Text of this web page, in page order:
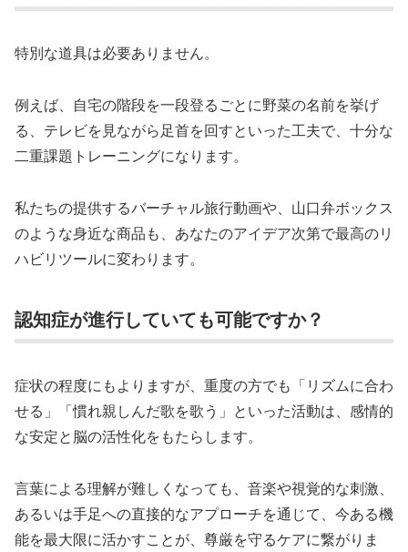
特別な道具は必要ありません。
例えば、自宅の階段を一段登るごとに野菜の名前を挙げ
る、テレビを見ながら足首を回すといった工夫で、十分な
二重課題トレーニングになります。
私たちの提供するバーチャル旅行動画や、山口弁ボックス
のような身近な商品も、あなたのアイデア次第で最高のリ
ハビリツールに変わります。
認知症が進行していても可能ですか？
症状の程度にもよりますが、重度の方でも「リズムに合わ
せる」「慣れ親しんだ歌を歌う」といった活動は、感情的
な安定と脳の活性化をもたらします。
言葉による理解が難しくなっても、音楽や視覚的な刺激、
あるいは手足への直接的なアプローチを通じて、今ある機
能を最大限に活かすことが、尊厳を守るケアに繋がりま